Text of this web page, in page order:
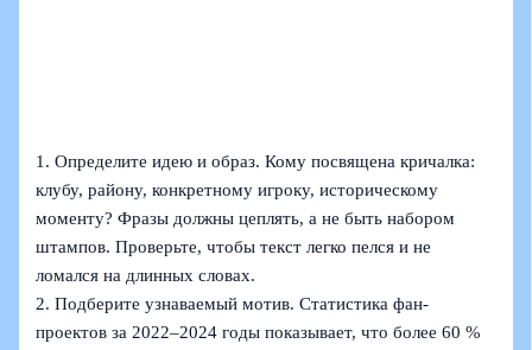
1. Определите идею и образ. Кому посвящена кричалка:
клубу, району, конкретному игроку, историческому
моменту? Фразы должны цеплять, а не быть набором
штампов. Проверьте, чтобы текст легко пелся и не
ломался на длинных словах.
2. Подберите узнаваемый мотив. Статистика фан-
проектов за 2022–2024 годы показывает, что более 60 %